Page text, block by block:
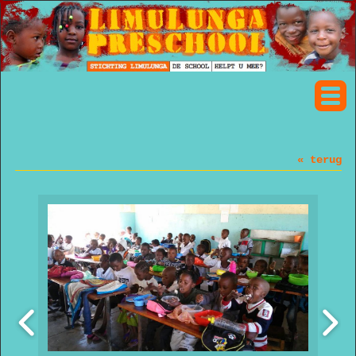
« terug